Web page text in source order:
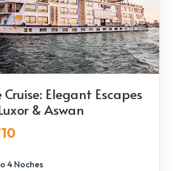
Elegant Escapes
& Aswan
4 Noches